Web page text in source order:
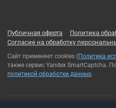
Публичная оферта
Политика
Согласие на обработку
Сайт применяет cookies (Политика
также сервис Yandex SmartCaptcha.
политикой обработки данных.